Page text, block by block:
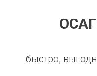
быстро,